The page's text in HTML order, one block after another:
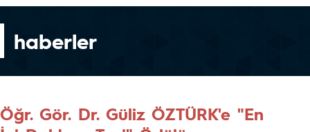
haberler
Öğr. Gör. Dr. Güliz ÖZTÜRK'e "En